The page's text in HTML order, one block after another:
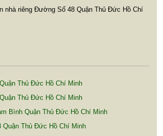
nhà riêng Đường Số 48 Quận Thủ Đức Hồ Chí
Thủ Đức Hồ Chí Minh
Thủ Đức Hồ Chí Minh
Bình Quận Thủ Đức Hồ Chí Minh
Quận Thủ Đức Hồ Chí Minh